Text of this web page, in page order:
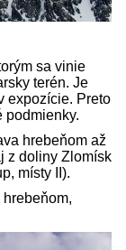
sa vinie
terén. Je
expozície. Preto
podmienky.
hrebeňom až
z doliny Zlomísk
místy II).